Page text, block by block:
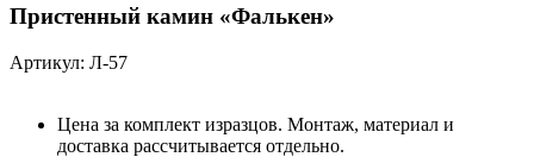
Пристенный камин «Фалькен»
Артикул: Л-57
Цена за комплект изразцов. Монтаж, материал и
доставка рассчитывается отдельно.